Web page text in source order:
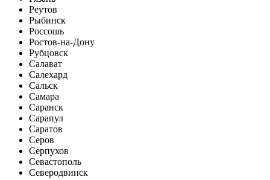
Реутов
Рыбинск
Россошь
Ростов-на-Дону
Рубцовск
Салават
Салехард
Сальск
Самара
Саранск
Сарапул
Саратов
Серов
Серпухов
Севастополь
Северодвинск